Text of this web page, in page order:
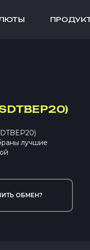
лучшие
ОБМЕН?